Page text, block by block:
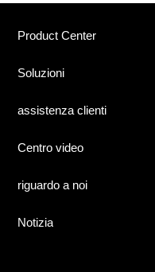
Product Center
Soluzioni
assistenza clienti
Centro video
riguardo a noi
Notizia